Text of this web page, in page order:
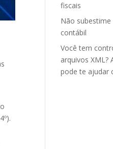
fiscais
Não
contábil
Você tem
arquivos XML?
pode te ajudar